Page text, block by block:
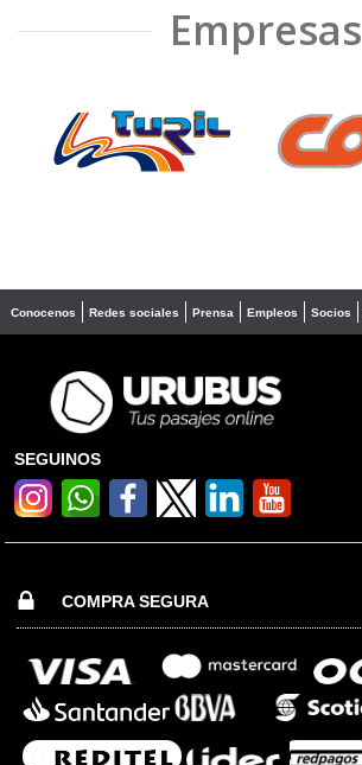
Empresas
❮
Conocenos Redes sociales Prensa Empleos Socios
SEGUINOS
COMPRA SEGURA